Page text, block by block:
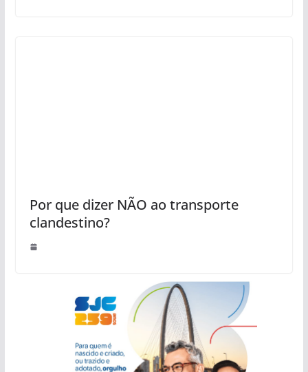
Por que dizer NÃO ao transporte
clandestino?